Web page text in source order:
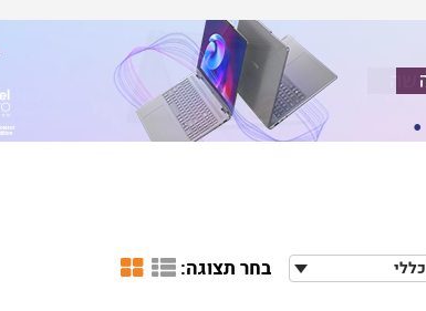
כללי בחר תצוגה: